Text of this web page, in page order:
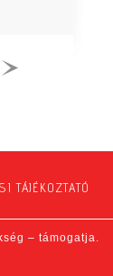
TÁJÉKOZTATÓ
– támogatja.